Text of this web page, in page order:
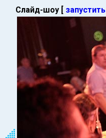
Слайд-шоу [ запустить